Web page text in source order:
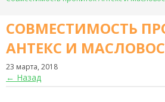
СОВМЕСТИМОСТЬ
АНТЕКС И
23 марта, 2018
← Назад